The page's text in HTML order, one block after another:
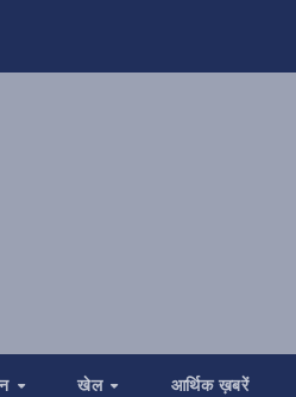
खेल आर्थिक ख़बरें